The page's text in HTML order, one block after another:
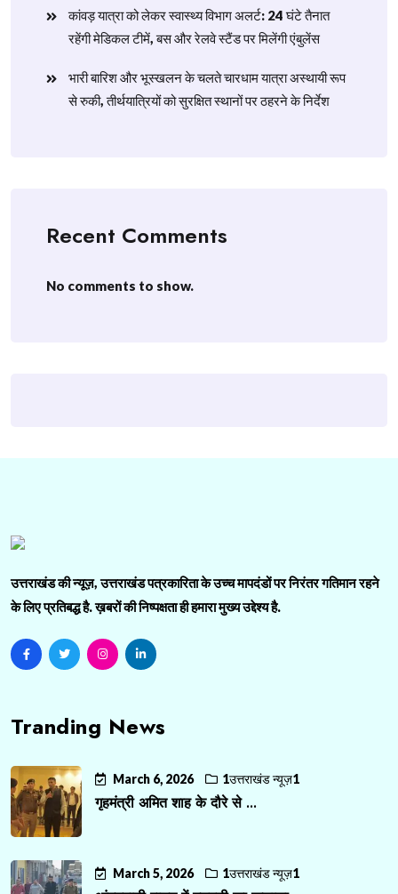
​कांवड़ यात्रा को लेकर स्वास्थ्य विभाग अलर्ट: 24 घंटे तैनात
रहेंगी मेडिकल टीमें, बस और रेलवे स्टैंड पर मिलेंगी एंबुलेंस
​भारी बारिश और भूस्खलन के चलते चारधाम यात्रा अस्थायी रूप
से रुकी, तीर्थयात्रियों को सुरक्षित स्थानों पर ठहरने के निर्देश
Recent Comments
No comments to show.
उत्तराखंड की न्यूज़, उत्तराखंड पत्रकारिता के उच्च मापदंडों पर निरंतर गतिमान रहने
के लिए प्रतिबद्ध है. ख़बरों की निष्पक्षता ही हमारा मुख्य उद्देश्य है.
Tranding News
March 6, 2026 1उत्तराखंड न्यूज़1
गृहमंत्री अमित शाह के दौरे से ...
March 5, 2026 1उत्तराखंड न्यूज़1